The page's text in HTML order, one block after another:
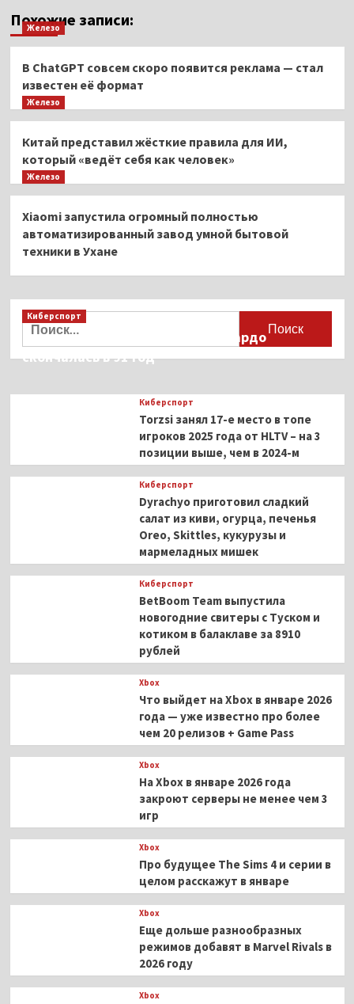
Похожие записи:
Железо
В ChatGPT совсем скоро появится реклама — стал
известен её формат
Железо
Китай представил жёсткие правила для ИИ,
который «ведёт себя как человек»
Железо
Xiaomi запустила огромный полностью
автоматизированный завод умной бытовой
техники в Ухане
Найти:
Киберспорт
Французская актриса Брижит Бардо
скончалась в 91 год
Киберспорт
Torzsi занял 17-е место в топе
игроков 2025 года от HLTV – на 3
позиции выше, чем в 2024-м
Киберспорт
Dyrachyo приготовил сладкий
салат из киви, огурца, печенья
Oreo, Skittles, кукурузы и
мармеладных мишек
Киберспорт
BetBoom Team выпустила
новогодние свитеры с Туском и
котиком в балаклаве за 8910
рублей
Xbox
Что выйдет на Xbox в январе 2026
года — уже известно про более
чем 20 релизов + Game Pass
Xbox
На Xbox в январе 2026 года
закроют серверы не менее чем 3
игр
Xbox
Про будущее The Sims 4 и серии в
целом расскажут в январе
Xbox
Еще дольше разнообразных
режимов добавят в Marvel Rivals в
2026 году
Xbox